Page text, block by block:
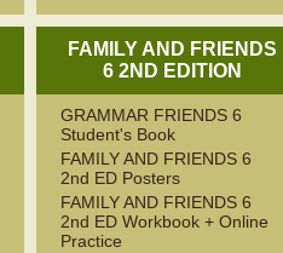
FAMILY AND FRIENDS
6 2ND EDITION
GRAMMAR FRIENDS 6
Student's Book
FAMILY AND FRIENDS 6
2nd ED Posters
FAMILY AND FRIENDS 6
2nd ED Workbook + Online
Practice